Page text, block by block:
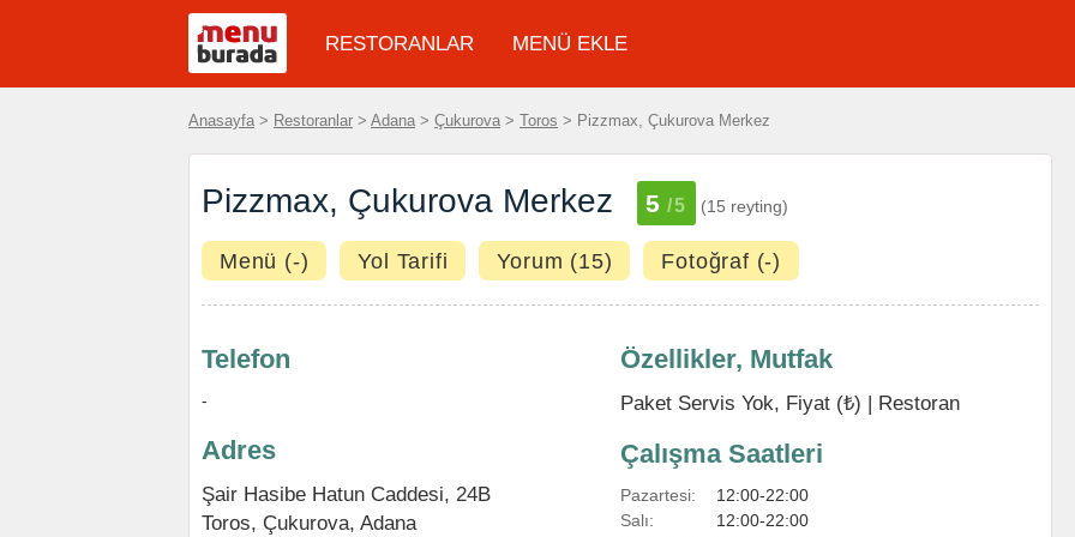
RESTORANLAR MENÜ EKLE
Anasayfa > Restoranlar > Adana > Çukurova > Toros > Pizzmax, Çukurova Merkez
Pizzmax, Çukurova Merkez 5 /5 (15 reyting)
Menü (-) Yol Tarifi Yorum (15) Fotoğraf (-)
Telefon
-
Adres
Şair Hasibe Hatun Caddesi, 24B
Toros, Çukurova, Adana
Özellikler, Mutfak
Paket Servis Yok, Fiyat (₺) | Restoran
Çalışma Saatleri
Pazartesi:
12:00-22:00
Salı:
12:00-22:00